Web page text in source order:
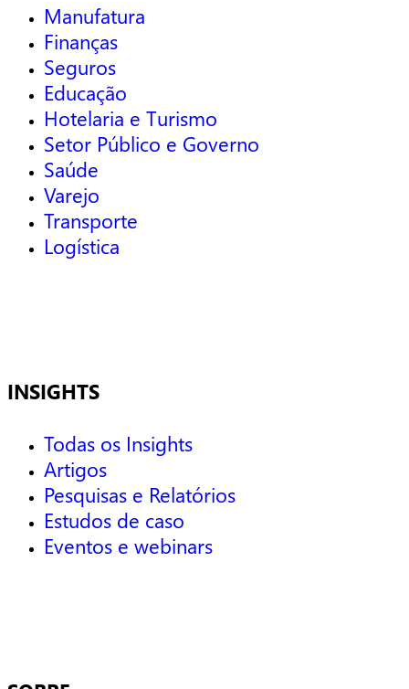
Manufatura
Finanças
Seguros
Educação
Hotelaria e Turismo
Setor Público e Governo
Saúde
Varejo
Transporte
Logística
INSIGHTS
Todas os Insights
Artigos
Pesquisas e Relatórios
Estudos de caso
Eventos e webinars